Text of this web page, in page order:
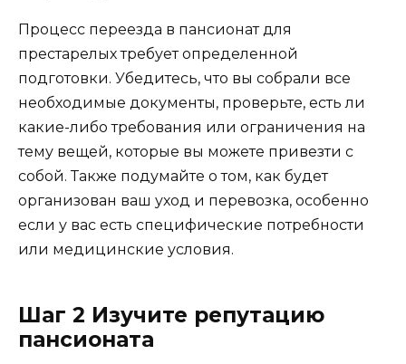
Процесс переезда в пансионат для
престарелых требует определенной
подготовки. Убедитесь, что вы собрали все
необходимые документы, проверьте, есть ли
какие-либо требования или ограничения на
тему вещей, которые вы можете привезти с
собой. Также подумайте о том, как будет
организован ваш уход и перевозка, особенно
если у вас есть специфические потребности
или медицинские условия.
Шаг 2 Изучите репутацию
пансионата